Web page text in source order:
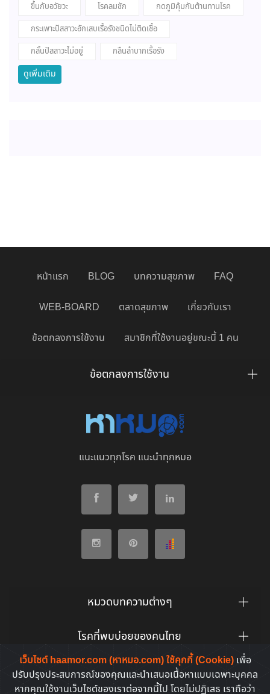
ขึ้นกับอวัยวะ โรคลมชัก
กดภูมิคุ้มกันต้านทานโรค
กระเพาะปัสสาวะอักเสบเรื้อรังชนิดไม่ติดเชื้อ
กลั้นปัสสาวะไม่อยู่
กลืนลำบากเรื้อรัง
ดูเพิ่มเติม
เว็บไซต์ haamor.com (หาหมอ.com) ใช้คุกกี้ (Cookie) เพื่อ
ปรับปรุงประสบการณ์ของคุณและนำเสนอเนื้อหาแบบเฉพาะบุคคล
หากคุณใช้งานเว็บไซต์ของเราต่อจากนี้ไป โดยไม่ปฏิเสธ เราถือว่า
หน้าแรก BLOG บทความสุขภาพ FAQ
WEB-BOARD ตลาดสุขภาพ เกี่ยวกับเรา
ข้อตกลงการใช้งาน สมาชิกที่ใช้งานอยู่ขณะนี้ 1 คน
ข้อตกลงการใช้งาน
แนะแนวทุกโรค แนะนำทุกหมอ
หมวดบทความต่างๆ
โรคที่พบบ่อยของคนไทย
ยาที่คนไทยค้นหาบ่อย